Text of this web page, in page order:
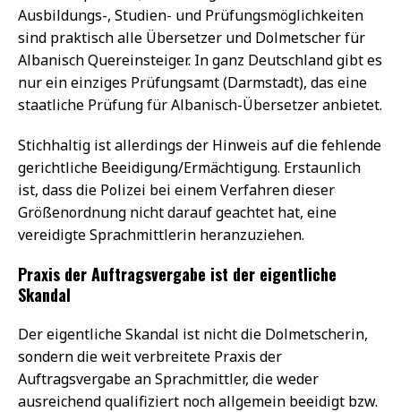
Ausbildungs-, Studien- und Prüfungsmöglichkeiten
sind praktisch alle Übersetzer und Dolmetscher für
Albanisch Quereinsteiger. In ganz Deutschland gibt es
nur ein einziges Prüfungsamt (Darmstadt), das eine
staatliche Prüfung für Albanisch-Übersetzer anbietet.
Stichhaltig ist allerdings der Hinweis auf die fehlende
gerichtliche Beeidigung/Ermächtigung. Erstaunlich
ist, dass die Polizei bei einem Verfahren dieser
Größenordnung nicht darauf geachtet hat, eine
vereidigte Sprachmittlerin heranzuziehen.
Praxis der Auftragsvergabe ist der eigentliche
Skandal
Der eigentliche Skandal ist nicht die Dolmetscherin,
sondern die weit verbreitete Praxis der
Auftragsvergabe an Sprachmittler, die weder
ausreichend qualifiziert noch allgemein beeidigt bzw.